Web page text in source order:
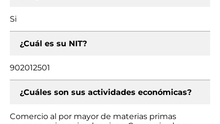
Si
¿Cuál es su NIT?
902012501
¿Cuáles son sus actividades económicas?
Comercio al por mayor de materias primas